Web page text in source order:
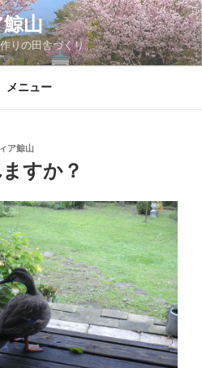
山
りの田舎づくり。
メニュー
ア鯨山
すか？